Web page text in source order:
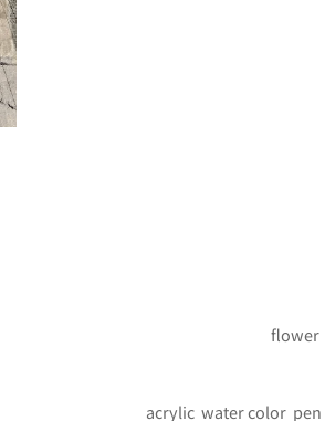
flower
acrylic water color